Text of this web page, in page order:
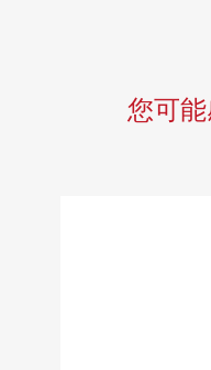
・厕所地板层瓷砖张替
・防水洗衣机底座
・全室地板、天花板、
・嵌顶灯交换(正门大厅
・被到门口设置穿衣镜
您可